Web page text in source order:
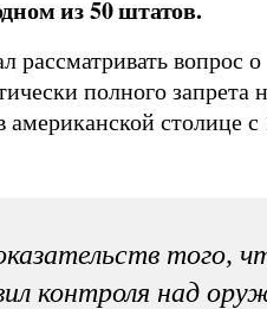
из 50 штатов.
вопрос о
полного запрета
столице с
того,
контроля над